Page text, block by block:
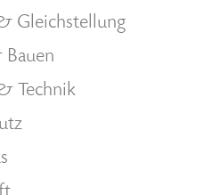
Gleichstellung
Bauen
Technik